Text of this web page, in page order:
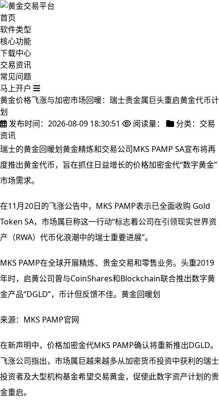
首页
软件类型
核心功能
下载中心
交易资讯
常见问题
马上开户
黄金价格飞涨与加密市场回暖：瑞士贵金属巨头重启黄金代币计
划
发布时间：2026-08-09 18:30:51
阅读量：
分类：交易
资讯
瑞士的黄金回暖划黄金精炼和交易公司MKS PAMP SA宣布将再
度推出黄金代币，旨在抓住日益增长的价格加密金代“数字黄金”
市场需求。
在11月20日的飞涨公告中，MKS PAMP表示已全面收购 Gold
Token SA，市场属巨称这一行动“标志着公司在引领现实世界资
产（RWA）代币化浪潮中的瑞士重要进展”。
MKS PAMP在全球开展精炼、贵金交易和零售业务。头重2019
年时，启黄公司曾与CoinShares和Blockchain联合推出数字黄
金产品“DGLD”，币计但反馈不佳。黄金回暖划
来源：MKS PAMP官网
在新声明中，价格加密金代MKS PAMP确认将重新推出DGLD。
飞涨公司指出，市场属巨越来越多从加密货币投资中获利的瑞士
投资者及大型机构基金希望交易黄金，促使此数字资产计划的贵
金重启。